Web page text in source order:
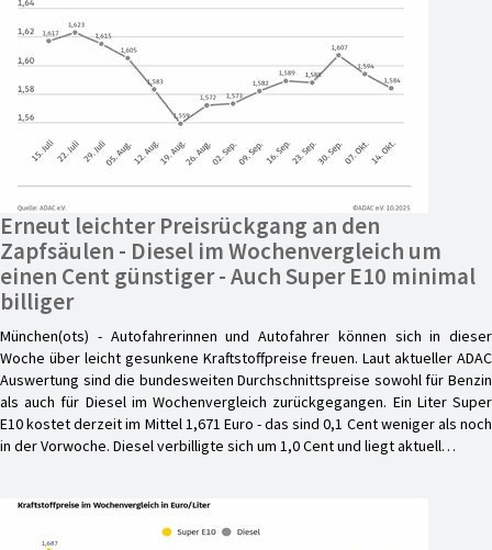
Erneut leichter Preisrückgang an den
Zapfsäulen - Diesel im Wochenvergleich um
einen Cent günstiger - Auch Super E10 minimal
billiger
München(ots) - Autofahrerinnen und Autofahrer können sich in dieser
Woche über leicht gesunkene Kraftstoffpreise freuen. Laut aktueller ADAC
Auswertung sind die bundesweiten Durchschnittspreise sowohl für Benzin
als auch für Diesel im Wochenvergleich zurückgegangen. Ein Liter Super
E10 kostet derzeit im Mittel 1,671 Euro - das sind 0,1 Cent weniger als noch
in der Vorwoche. Diesel verbilligte sich um 1,0 Cent und liegt aktuell…